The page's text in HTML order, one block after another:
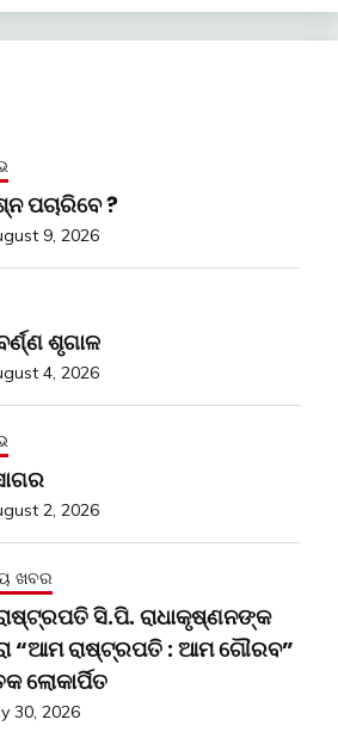
ପଚାରିବେ ?
9, 2026
ଶୃଗାଳ
4, 2026
2, 2026
ଖବର
ସି.ପି. ରାଧାକୃଷ୍ଣନଙ୍କ
“ଆମ ରାଷ୍ଟ୍ରପତି : ଆମ ଗୌରବ”
ଲୋକାର୍ପିତ
30, 2026